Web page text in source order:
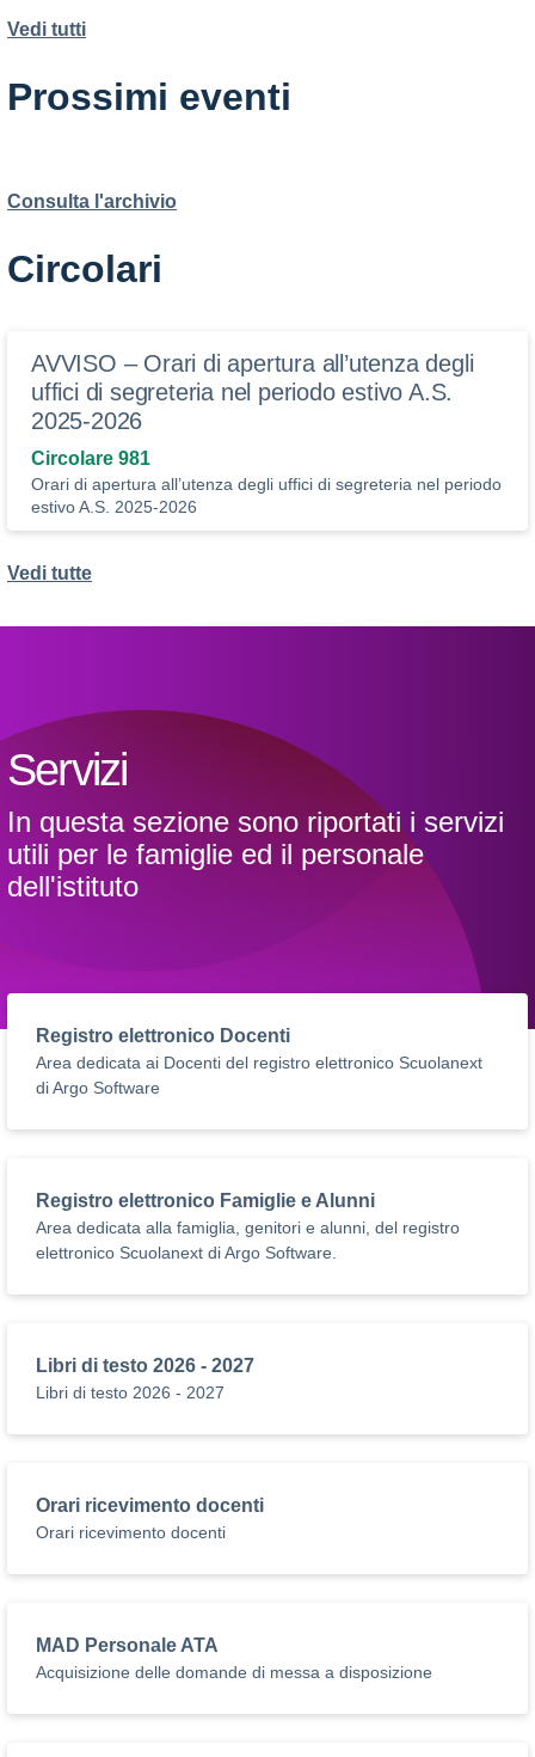
Vedi tutti
Prossimi eventi
Consulta l'archivio
Circolari
AVVISO – Orari di apertura all’utenza degli
uffici di segreteria nel periodo estivo A.S.
2025-2026
Circolare 981
Orari di apertura all’utenza degli uffici di segreteria nel periodo
estivo A.S. 2025-2026
Vedi tutte
Servizi
In questa sezione sono riportati i servizi
utili per le famiglie ed il personale
dell'istituto
Registro elettronico Docenti
Area dedicata ai Docenti del registro elettronico Scuolanext
di Argo Software
Registro elettronico Famiglie e Alunni
Area dedicata alla famiglia, genitori e alunni, del registro
elettronico Scuolanext di Argo Software.
Libri di testo 2026 - 2027
Libri di testo 2026 - 2027
Orari ricevimento docenti
Orari ricevimento docenti
MAD Personale ATA
Acquisizione delle domande di messa a disposizione